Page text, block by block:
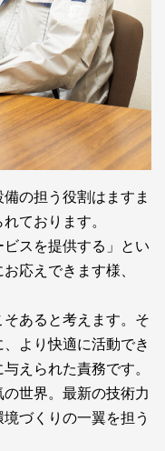
の担う役割はますま
ております。
スを提供する」とい
応えできます様、
あると考えます。そ
より快適に活動でき
えられた責務です。
世界。最新の技術力
づくりの一翼を担う